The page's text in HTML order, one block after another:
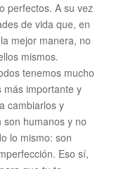
perfectos. A su vez
de vida que, en
mejor manera, no
mismos.
tenemos mucho
más importante y
cambiarlos y
humanos y no
lo mismo: son
Eso sí,